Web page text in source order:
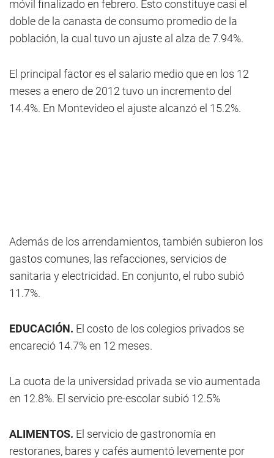
móvil finalizado en febrero. Esto constituye casi el
doble de la canasta de consumo promedio de la
población, la cual tuvo un ajuste al alza de 7.94%.
El principal factor es el salario medio que en los 12
meses a enero de 2012 tuvo un incremento del
14.4%. En Montevideo el ajuste alcanzó el 15.2%.
Además de los arrendamientos, también subieron los
gastos comunes, las refacciones, servicios de
sanitaria y electricidad. En conjunto, el rubo subió
11.7%.
EDUCACIÓN. El costo de los colegios privados se
encareció 14.7% en 12 meses.
La cuota de la universidad privada se vio aumentada
en 12.8%. El servicio pre-escolar subió 12.5%
ALIMENTOS. El servicio de gastronomía en
restoranes, bares y cafés aumentó levemente por